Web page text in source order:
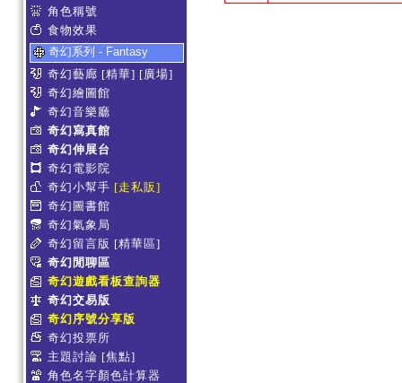
角色稱號
食物效果
奇幻系列 - Fantasy
奇幻藝廊 [精華] [廣場]
奇幻繪圖館
奇幻音樂廳
奇幻寫真館
奇幻伸展台
奇幻電影院
奇幻小幫手 [走私販]
奇幻圖書館
奇幻氣象局
奇幻留言版 [精華區]
奇幻閒聊區
奇幻遊戲看板查詢器
奇幻交易版
奇幻序號分享版
奇幻投票所
主題討論 [焦點]
角色名字顏色計算器